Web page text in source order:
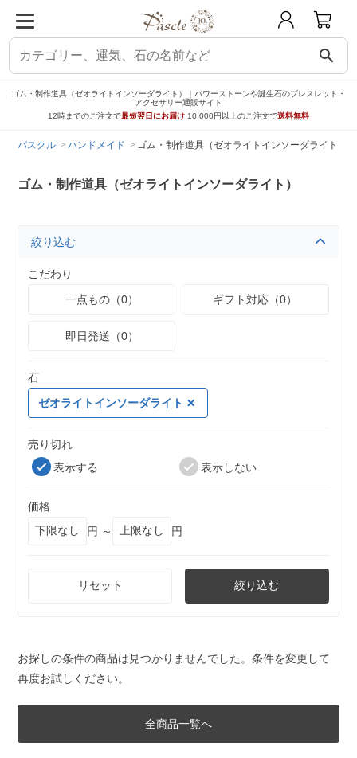
search
ゴム・制作道具（ゼオライトインソーダライト）｜パワーストーンや誕生石のブレスレット・
アクセサリー通販サイト
12時までのご注文で最短翌日にお届け 10,000円以上のご注文で送料無料
パスクル ハンドメイド ゴム・制作道具（ゼオライトインソーダライト）
ゴム・制作道具（ゼオライトインソーダライト）
絞り込む
こだわり
一点もの（0）
ギフト対応（0）
即日発送（0）
石
ゼオライトインソーダライト
売り切れ
表示する
表示しない
価格
円 ～
円
リセット 絞り込む
お探しの条件の商品は見つかりませんでした。条件を変更して
再度お試しください。
全商品一覧へ